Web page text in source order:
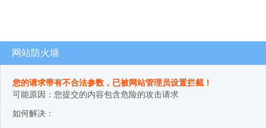
网站防火墙
您的请求带有不合法参数，已被网站管理员设置拦截！
可能原因：您提交的内容包含危险的攻击请求
如何解决：